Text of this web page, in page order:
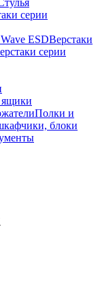
серии
ESDВерстаки
серии
ящики
Полки и
блоки